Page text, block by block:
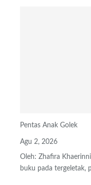
Pentas Anak Golek
Agu 2, 2026
Oleh: Zhafira
buku pada tergeletak,